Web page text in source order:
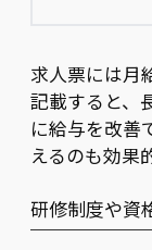
求人票には月
記載すると、
に給与を改善
えるのも効果
研修制度や資